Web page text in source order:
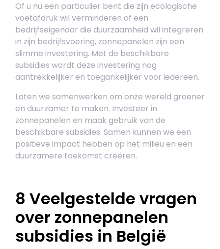
Of u nu een particulier bent die zijn ecologische
voetafdruk wil verminderen of een
bedrijfseigenaar die duurzaamheid wil integreren
in zijn bedrijfsvoering, zonnepanelen zijn een
slimme investering. Met de beschikbare
subsidies wordt deze investering nog
aantrekkelijker en toegankelijker voor iedereen.
Laten we samenwerken om onze wereld groener
en duurzamer te maken. Investeer in
zonnepanelen en maak gebruik van de
beschikbare subsidies. Samen kunnen we een
positieve impact hebben op het milieu en een
duurzamere toekomst creëren.
8 Veelgestelde vragen
over zonnepanelen
subsidies in België